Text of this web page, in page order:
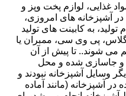
غذایی، لوازم پخت وپز و
آشپزخانه های امروزی،
به کابینت های تولید
پی وی سی، ممبران یا
می شوند.. تا پیش از آن
و جاسازی شده و محل
وسایل آشپزخانه نبودند و
آشپزخانه (مانند آماده